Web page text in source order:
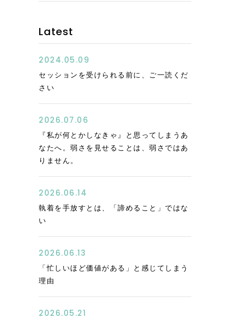
Latest
2024.05.09
セッションを受けられる前に、ご一読くだ
さい
2026.07.06
『私が何とかしなきゃ』と思ってしまうあ
なたへ。弱さを見せることは、弱さではあ
りません。
2026.06.14
執着を手放すとは、「諦めること」ではな
い
2026.06.13
「忙しいほど価値がある」と感じてしまう
理由
2026.05.21